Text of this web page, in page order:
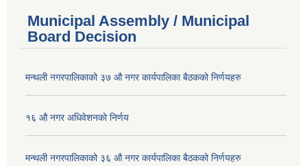
Municipal Assembly / Municipal
Board Decision
मन्थली नगरपालिकाको ३७ औ नगर कार्यपालिका बैठकको निर्णयहरु
१६ औ नगर अधिवेशनको निर्णय
मन्थली नगरपालिकाको ३६ औ नगर कार्यपालिका बैठकको निर्णयहरु